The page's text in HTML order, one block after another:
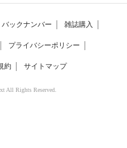
バックナンバー 雑誌購入
プライバシーポリシー
約 サイトマップ
All Rights Reserved.